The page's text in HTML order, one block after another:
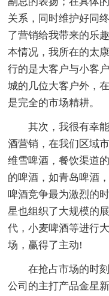
关系，同时维护好同
了营销给我带来的乐
本情况，我所在的太
行的是大客户与小客
城的几位大客户外，
是完全的市场精耕。
其次，我很有幸能
酒营销，在我们区域
维雪啤酒，餐饮渠道
的啤酒，如青岛啤酒
啤酒竞争最为激烈的
星也组织了大规模的
代，小麦啤酒等进行
场，赢得了主动!
在抢占市场的时刻
公司的主打产品金星